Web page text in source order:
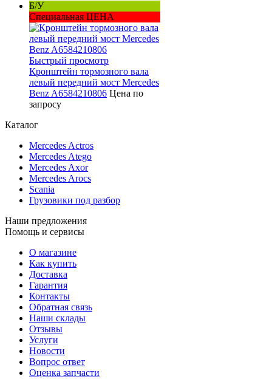
Б/У
Специальная ЦЕНА
Быстрый просмотр
Кронштейн тормозного вала
левый передний мост Mercedes
Benz A6584210806 Цена по
запросу
Каталог
Mercedes Actros
Mercedes Atego
Mercedes Axor
Mercedes Arocs
Scania
Грузовики под разбор
Наши предложения
Помощь и сервисы
О магазине
Как купить
Доставка
Гарантия
Контакты
Обратная связь
Наши склады
Отзывы
Услуги
Новости
Вопрос ответ
Оценка запчасти